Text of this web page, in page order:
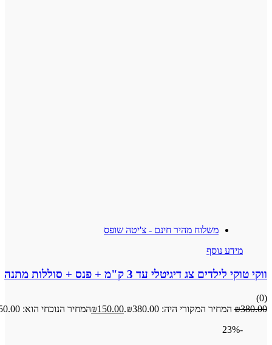
משלוח מהיר חינם - צ'יטה שופס
צג דיגיטלי עד 3 ק"מ + פנס + סוללות מתנה
המחיר המקורי היה: ₪380.00. ₪150.00 המחיר הנוכחי הוא: ₪150.00.